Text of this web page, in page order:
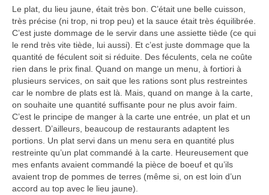
Le plat, du lieu jaune, était très bon. C’était une belle cuisson,
très précise (ni trop, ni trop peu) et la sauce était très équilibrée.
C’est juste dommage de le servir dans une assiette tiède (ce qui
le rend très vite tiède, lui aussi). Et c’est juste dommage que la
quantité de féculent soit si réduite. Des féculents, cela ne coûte
rien dans le prix final. Quand on mange un menu, à fortiori à
plusieurs services, on sait que les rations sont plus restreintes
car le nombre de plats est là. Mais, quand on mange à la carte,
on souhaite une quantité suffisante pour ne plus avoir faim.
C’est le principe de manger à la carte une entrée, un plat et un
dessert. D’ailleurs, beaucoup de restaurants adaptent les
portions. Un plat servi dans un menu sera en quantité plus
restreinte qu’un plat commandé à la carte. Heureusement que
mes enfants avaient commandé la pièce de boeuf et qu’ils
avaient trop de pommes de terres (même si, on est loin d’un
accord au top avec le lieu jaune).